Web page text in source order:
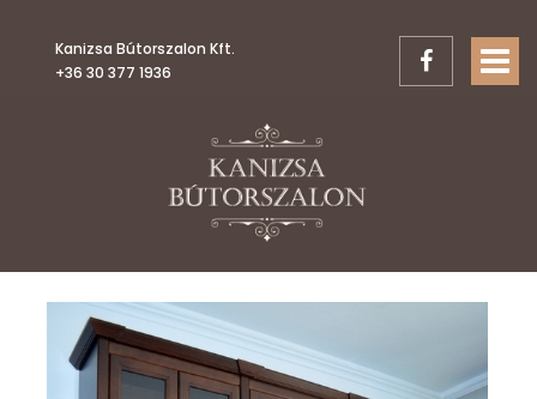
Kanizsa Bútorszalon Kft.
+36 30 377 1936